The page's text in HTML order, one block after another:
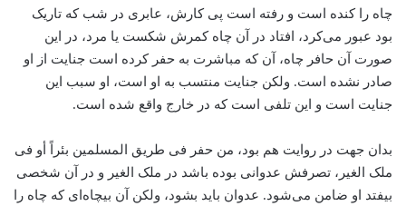
چاه را کنده است و رفته است پی کارش، عابری در شب که تاریک
بود عبور می‌کرد، افتاد در آن چاه کمرش شکست یا مرد، در این
صورت آن حافر چاه، آن که مباشرت به حفر کرده است جنایت از او
صادر نشده است. ولکن جنایت منتسب به او است، او سبب این
جنایت است و این تلفی است که در خارج واقع شده است.
بدان جهت در روایت هم بود، من حفر فی طریق المسلمین بئراً أو فی
ملک الغیر، تصرفش عدوانی بوده باشد در ملک الغیر و در آن شخصی
بیفتد او ضامن می‌شود. عدوان باید بشود، ولکن آن بیچاه‌ای که چاه را